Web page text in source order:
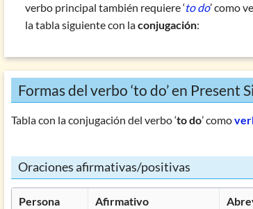
verbo principal también requiere ‘to do’ como
la tabla siguiente con laconjugación:
Formas del verbo ‘to do’ en
Tabla con la conjugación del verbo ‘to do’ como
Oraciones afirmativas/positivas
Persona Afirmativo